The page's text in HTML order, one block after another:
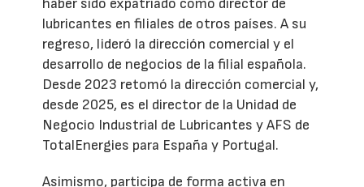
haber sido expatriado como director de
lubricantes en filiales de otros países. A su
regreso, lideró la dirección comercial y el
desarrollo de negocios de la filial española.
Desde 2023 retomó la dirección comercial y,
desde 2025, es el director de la Unidad de
Negocio Industrial de Lubricantes y AFS de
TotalEnergies para España y Portugal.
Asimismo, participa de forma activa en